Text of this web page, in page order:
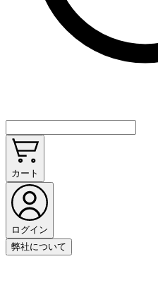
カート
ログイン
弊社について